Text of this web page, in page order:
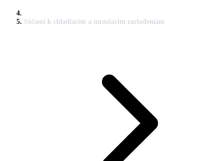
Súčasti k chladiacim a mraziacim zariadeniam